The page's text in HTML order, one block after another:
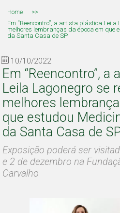
Home
>>
Em “Reencontro”, a artista plástica Leila
melhores lembranças da época em que
da Santa Casa de SP
10/10/2022
Em “Reencontro”,
Leila Lagonegro se
melhores
que estudou
da Santa Casa de
Exposição poderá ser
e 2 de dezembro na
Carvalho